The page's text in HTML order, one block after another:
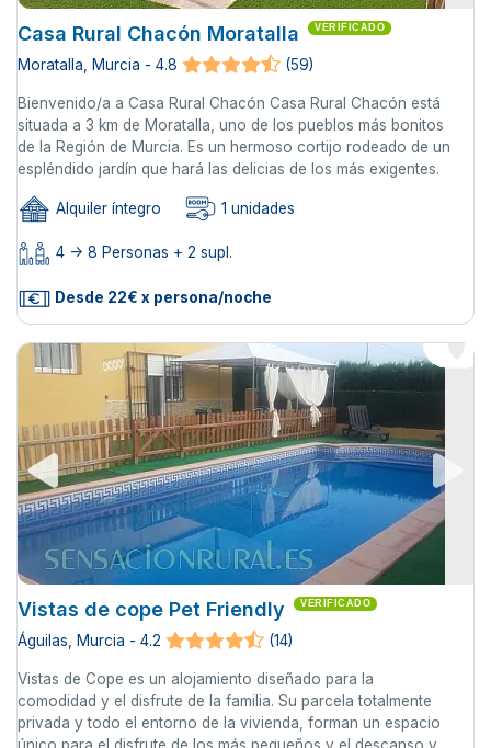
Casa Rural Chacón Moratalla VERIFICADO
Moratalla, Murcia - 4.8 (59)
Bienvenido/a a Casa Rural Chacón Casa Rural Chacón está
situada a 3 km de Moratalla, uno de los pueblos más bonitos
de la Región de Murcia. Es un hermoso cortijo rodeado de un
espléndido jardín que hará las delicias de los más exigentes.
Alquiler íntegro 1 unidades
4 -> 8 Personas + 2 supl.
Desde 22€ x persona/noche
Vistas de cope Pet Friendly VERIFICADO
Águilas, Murcia - 4.2 (14)
Vistas de Cope es un alojamiento diseñado para la
comodidad y el disfrute de la familia. Su parcela totalmente
privada y todo el entorno de la vivienda, forman un espacio